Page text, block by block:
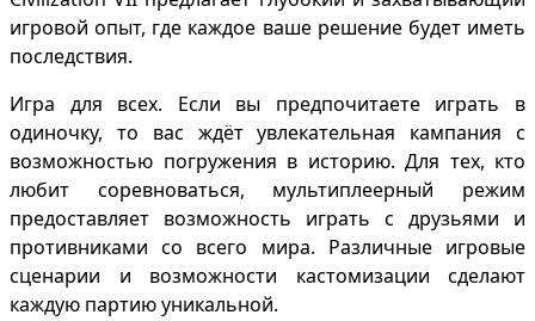
игровой опыт, где каждое ваше решение будет иметь
последствия.
Игра для всех. Если вы предпочитаете играть в
одиночку, то вас ждёт увлекательная кампания с
возможностью погружения в историю. Для тех, кто
любит соревноваться, мультиплеерный режим
предоставляет возможность играть с друзьями и
противниками со всего мира. Различные игровые
сценарии и возможности кастомизации сделают
каждую партию уникальной.